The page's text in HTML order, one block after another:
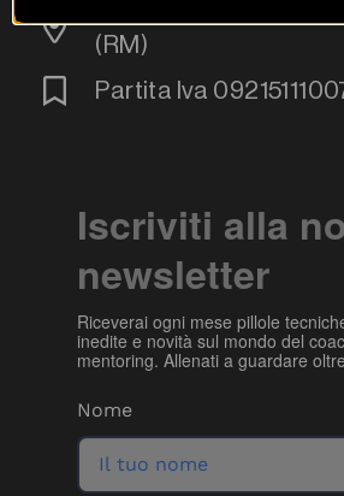
(RM)
Partita Iva
Iscriviti alla
newsletter
Riceverai ogni mese pillole
inedite e novità sul mondo del
mentoring. Allenati a guardare
Nome